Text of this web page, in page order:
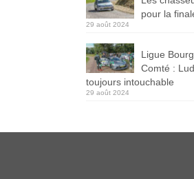
pour la
29 août 2024
Ligue
Comté :
toujours intouchable
29 août 2024